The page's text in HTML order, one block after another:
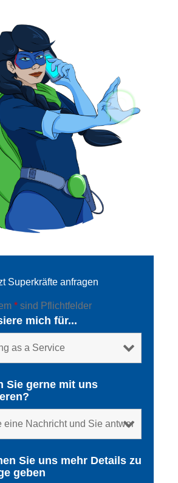
Superkräfte anfragen
* sind Pflichtfelder
mich für...
Sie gerne mit uns
Sie uns mehr Details zu
geben